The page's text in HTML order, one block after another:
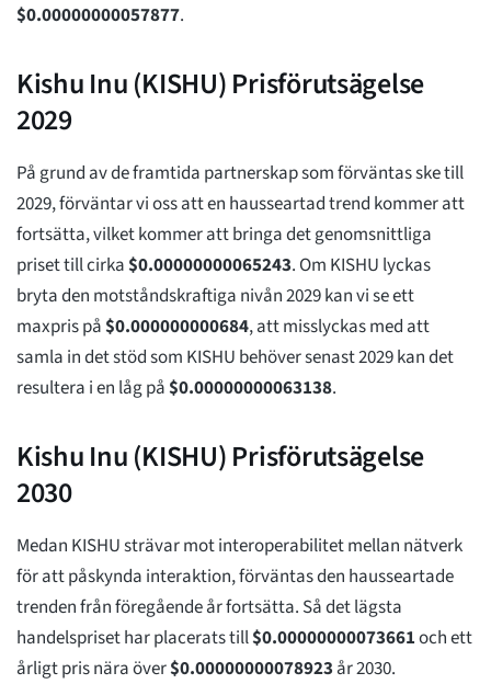
$0.00000000057877.
Kishu Inu (KISHU) Prisförutsägelse
2029
På grund av de framtida partnerskap som förväntas ske till
2029, förväntar vi oss att en hausseartad trend kommer att
fortsätta, vilket kommer att bringa det genomsnittliga
priset till cirka$0.00000000065243. Om KISHU lyckas
bryta den motståndskraftiga nivån 2029 kan vi se ett
maxpris på$0.000000000684, att misslyckas med att
samla in det stöd som KISHU behöver senast 2029 kan det
resultera i en låg på$0.00000000063138.
Kishu Inu (KISHU) Prisförutsägelse
2030
Medan KISHU strävar mot interoperabilitet mellan nätverk
för att påskynda interaktion, förväntas den hausseartade
trenden från föregående år fortsätta. Så det lägsta
handelspriset har placerats till$0.00000000073661och ett
årligt pris nära över$0.00000000078923 år 2030.